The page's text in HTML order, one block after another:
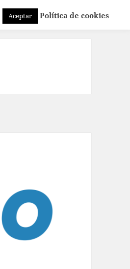
Aceptar Política de cookies